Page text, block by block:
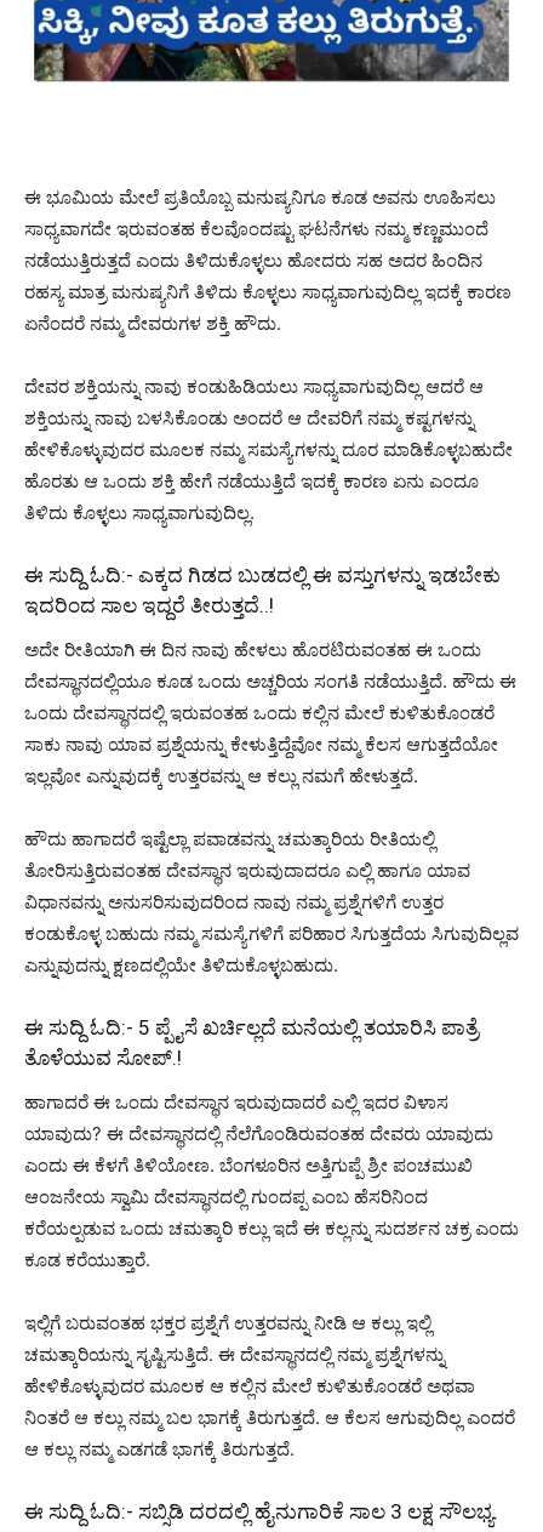
ಈ ಭೂಮಿಯ ಮೇಲೆ ಪ್ರತಿಯೊಬ್ಬ ಮನುಷ್ಯನಿಗೂ ಕೂಡ ಅವನು ಊಹಿಸಲು
ಸಾಧ್ಯವಾಗದೇ ಇರುವಂತಹ ಕೆಲವೊಂದಷ್ಟು ಘಟನೆಗಳು ನಮ್ಮ ಕಣ್ಣಮುಂದೆ
ನಡೆಯುತ್ತಿರುತ್ತದೆ ಎಂದು ತಿಳಿದುಕೊಳ್ಳಲು ಹೋದರು ಸಹ ಅದರ ಹಿಂದಿನ
ರಹಸ್ಯ ಮಾತ್ರ ಮನುಷ್ಯನಿಗೆ ತಿಳಿದು ಕೊಳ್ಳಲು ಸಾಧ್ಯವಾಗುವುದಿಲ್ಲ ಇದಕ್ಕೆ ಕಾರಣ
ಏನೆಂದರೆ ನಮ್ಮ ದೇವರುಗಳ ಶಕ್ತಿ ಹೌದು.
ದೇವರ ಶಕ್ತಿಯನ್ನು ನಾವು ಕಂಡುಹಿಡಿಯಲು ಸಾಧ್ಯವಾಗುವುದಿಲ್ಲ ಆದರೆ ಆ
ಶಕ್ತಿಯನ್ನು ನಾವು ಬಳಸಿಕೊಂಡು ಅಂದರೆ ಆ ದೇವರಿಗೆ ನಮ್ಮ ಕಷ್ಟಗಳನ್ನು
ಹೇಳಿಕೊಳ್ಳುವುದರ ಮೂಲಕ ನಮ್ಮ ಸಮಸ್ಯೆಗಳನ್ನು ದೂರ ಮಾಡಿಕೊಳ್ಳಬಹುದೇ
ಹೊರತು ಆ ಒಂದು ಶಕ್ತಿ ಹೇಗೆ ನಡೆಯುತ್ತಿದೆ ಇದಕ್ಕೆ ಕಾರಣ ಏನು ಎಂದೂ
ತಿಳಿದು ಕೊಳ್ಳಲು ಸಾಧ್ಯವಾಗುವುದಿಲ್ಲ.
ಈ ಸುದ್ದಿ ಓದಿ:- ಎಕ್ಕದ ಗಿಡದ ಬುಡದಲ್ಲಿ ಈ ವಸ್ತುಗಳನ್ನು ಇಡಬೇಕು
ಇದರಿಂದ ಸಾಲ ಇದ್ದರೆ ತೀರುತ್ತದೆ..!
ಅದೇ ರೀತಿಯಾಗಿ ಈ ದಿನ ನಾವು ಹೇಳಲು ಹೊರಟಿರುವಂತಹ ಈ ಒಂದು
ದೇವಸ್ಥಾನದಲ್ಲಿಯೂ ಕೂಡ ಒಂದು ಅಚ್ಚರಿಯ ಸಂಗತಿ ನಡೆಯುತ್ತಿದೆ. ಹೌದು ಈ
ಒಂದು ದೇವಸ್ಥಾನದಲ್ಲಿ ಇರುವಂತಹ ಒಂದು ಕಲ್ಲಿನ ಮೇಲೆ ಕುಳಿತುಕೊಂಡರೆ
ಸಾಕು ನಾವು ಯಾವ ಪ್ರಶ್ನೆಯನ್ನು ಕೇಳುತ್ತಿದ್ದೆವೋ ನಮ್ಮ ಕೆಲಸ ಆಗುತ್ತದೆಯೋ
ಇಲ್ಲವೋ ಎನ್ನುವುದಕ್ಕೆ ಉತ್ತರವನ್ನು ಆ ಕಲ್ಲು ನಮಗೆ ಹೇಳುತ್ತದೆ.
ಹೌದು ಹಾಗಾದರೆ ಇಷ್ಟೆಲ್ಲಾ ಪವಾಡವನ್ನು ಚಮತ್ಕಾರಿಯ ರೀತಿಯಲ್ಲಿ
ತೋರಿಸುತ್ತಿರುವಂತಹ ದೇವಸ್ಥಾನ ಇರುವುದಾದರೂ ಎಲ್ಲಿ ಹಾಗೂ ಯಾವ
ವಿಧಾನವನ್ನು ಅನುಸರಿಸುವುದರಿಂದ ನಾವು ನಮ್ಮ ಪ್ರಶ್ನೆಗಳಿಗೆ ಉತ್ತರ
ಕಂಡುಕೊಳ್ಳ ಬಹುದು ನಮ್ಮ ಸಮಸ್ಯೆಗಳಿಗೆ ಪರಿಹಾರ ಸಿಗುತ್ತದೆಯ ಸಿಗುವುದಿಲ್ಲವ
ಎನ್ನುವುದನ್ನು ಕ್ಷಣದಲ್ಲಿಯೇ ತಿಳಿದುಕೊಳ್ಳಬಹುದು.
ಈ ಸುದ್ದಿ ಓದಿ:- 5 ಪ್ಪೈಸೆ ಖರ್ಚಿಲ್ಲದೆ ಮನೆಯಲ್ಲಿ ತಯಾರಿಸಿ ಪಾತ್ರೆ
ತೊಳೆಯುವ ಸೋಪ್.!
ಹಾಗಾದರೆ ಈ ಒಂದು ದೇವಸ್ಥಾನ ಇರುವುದಾದರೆ ಎಲ್ಲಿ ಇದರ ವಿಳಾಸ
ಯಾವುದು? ಈ ದೇವಸ್ಥಾನದಲ್ಲಿ ನೆಲೆಗೊಂಡಿರುವಂತಹ ದೇವರು ಯಾವುದು
ಎಂದು ಈ ಕೆಳಗೆ ತಿಳಿಯೋಣ. ಬೆಂಗಳೂರಿನ ಅತ್ತಿಗುಪ್ಪೆ ಶ್ರೀ ಪಂಚಮುಖಿ
ಆಂಜನೇಯ ಸ್ವಾಮಿ ದೇವಸ್ಥಾನದಲ್ಲಿ ಗುಂದಪ್ಪ ಎಂಬ ಹೆಸರಿನಿಂದ
ಕರೆಯಲ್ಪಡುವ ಒಂದು ಚಮತ್ಕಾರಿ ಕಲ್ಲು ಇದೆ ಈ ಕಲ್ಲನ್ನು ಸುದರ್ಶನ ಚಕ್ರ ಎಂದು
ಕೂಡ ಕರೆಯುತ್ತಾರೆ.
ಇಲ್ಲಿಗೆ ಬರುವಂತಹ ಭಕ್ತರ ಪ್ರಶ್ನೆಗೆ ಉತ್ತರವನ್ನು ನೀಡಿ ಆ ಕಲ್ಲು ಇಲ್ಲಿ
ಚಮತ್ಕಾರಿಯನ್ನು ಸೃಷ್ಟಿಸುತ್ತಿದೆ. ಈ ದೇವಸ್ಥಾನದಲ್ಲಿ ನಮ್ಮ ಪ್ರಶ್ನೆಗಳನ್ನು
ಹೇಳಿಕೊಳ್ಳುವುದರ ಮೂಲಕ ಆ ಕಲ್ಲಿನ ಮೇಲೆ ಕುಳಿತುಕೊಂಡರೆ ಅಥವಾ
ನಿಂತರೆ ಆ ಕಲ್ಲು ನಮ್ಮ ಬಲ ಭಾಗಕ್ಕೆ ತಿರುಗುತ್ತದೆ. ಆ ಕೆಲಸ ಆಗುವುದಿಲ್ಲ ಎಂದರೆ
ಆ ಕಲ್ಲು ನಮ್ಮ ಎಡಗಡೆ ಭಾಗಕ್ಕೆ ತಿರುಗುತ್ತದೆ.
ಈ ಸುದ್ದಿ ಓದಿ:- ಸಬ್ಸಿಡಿ ದರದಲ್ಲಿ ಹೈನುಗಾರಿಕೆ ಸಾಲ 3 ಲಕ್ಷ ಸೌಲಭ್ಯ.